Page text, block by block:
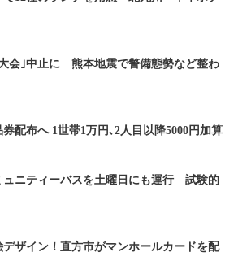
会｣中止に 熊本地震で警備態勢など整わ
配布へ 1世帯1万円､2人目以降5000円加算
ュニティーバスを土曜日にも運行 試験的
ザイン！直方市がマンホールカードを配